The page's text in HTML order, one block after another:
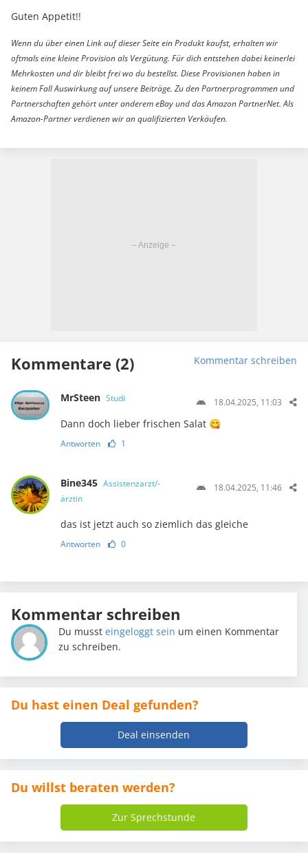
Guten Appetit!!
Wenn du über einen Link auf dieser Seite ein Produkt kaufst, erhalten wir
oftmals eine kleine Provision als Vergütung. Für dich entstehen dabei keinerlei
Mehrkosten und dir bleibt frei wo du bestellst. Diese Provisionen haben in
keinem Fall Auswirkung auf unsere Beiträge. Zu den Partnerprogrammen und
Partnerschaften gehört unter anderem eBay und das Amazon PartnerNet. Als
Amazon-Partner verdienen wir an qualifizierten Verkäufen.
Kommentare (2) Kommentar schreiben
MrSteen Studi 18.04.2025, 11:03
Dann doch lieber frischen Salat 😋
Antworten 1
Bine345 Assistenzarzt/-
ärztin
18.04.2025, 11:46
das ist jetzt auch so ziemlich das gleiche
Antworten 0
Kommentar schreiben
Du mussteingeloggt sein um einen Kommentar
zu schreiben.
Du hast einen Deal gefunden?
Deal einsenden
Du willst beraten werden?
Zur Sprechstunde